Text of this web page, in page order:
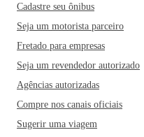
Cadastre seu ônibus
Seja um motorista parceiro
Fretado para empresas
Seja um revendedor autorizado
Agências autorizadas
Compre nos canais oficiais
Sugerir uma viagem